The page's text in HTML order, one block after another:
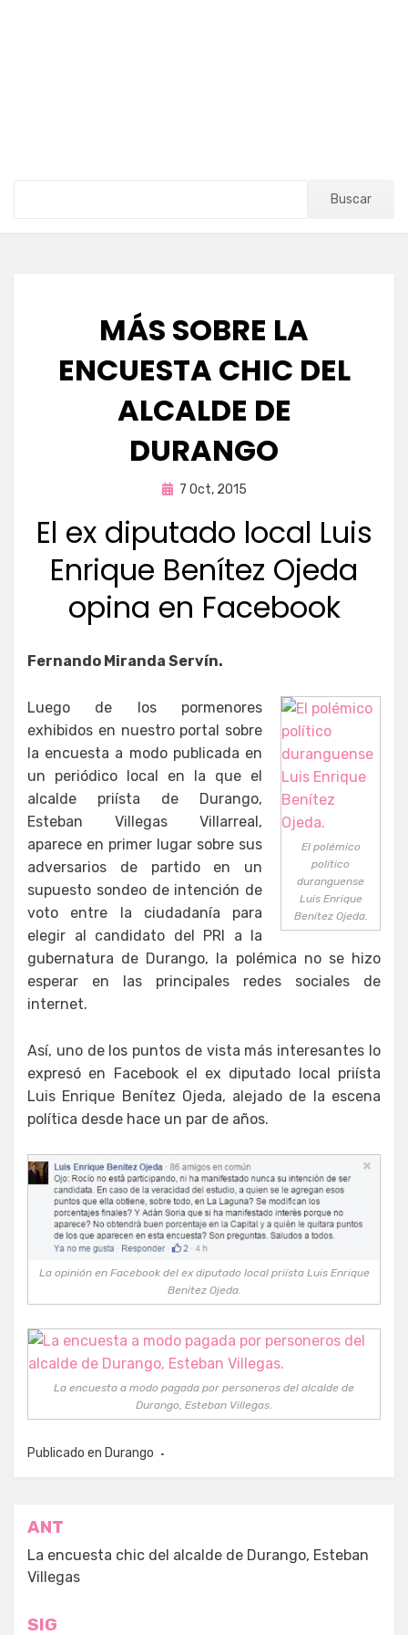
Buscar
MÁS SOBRE LA
ENCUESTA CHIC DEL
ALCALDE DE
DURANGO
porEnrique
Publicada
7 Oct, 2015
El ex diputado local Luis
Enrique Benítez Ojeda
opina en Facebook
Fernando Miranda Servín.
El polémico
político
duranguense
Luis Enrique
Benítez Ojeda.
Luego de los pormenores
exhibidos en nuestro portal sobre
la encuesta a modo publicada en
un periódico local en la que el
alcalde priísta de Durango,
Esteban Villegas Villarreal,
aparece en primer lugar sobre sus
adversarios de partido en un
supuesto sondeo de intención de
voto entre la ciudadanía para
elegir al candidato del PRI a la
gubernatura de Durango, la polémica no se hizo
esperar en las principales redes sociales de
internet.
Así, uno de los puntos de vista más interesantes lo
expresó en Facebook el ex diputado local priísta
Luis Enrique Benítez Ojeda, alejado de la escena
política desde hace un par de años.
La opinión en Facebook del ex diputado local priísta Luis Enrique
Benítez Ojeda.
La encuesta a modo pagada por personeros del alcalde de
Durango, Esteban Villegas.
Publicado en Durango
Navegación
de
entradas
ANT
La encuesta chic del alcalde de Durango, Esteban
Villegas
SIG